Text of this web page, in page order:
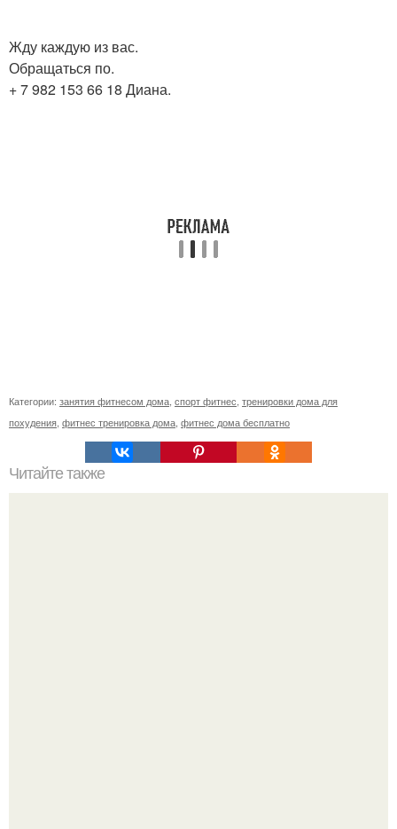
Жду каждую из вас.
Обращаться по.
+ 7 982 153 66 18 Диана.
Категории: занятия фитнесом дома спорт фитнес тренировки дома для
похудения фитнес тренировка дома фитнес дома бесплатно
Читайте также